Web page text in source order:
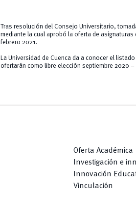
Tras resolución del Consejo Universitario,
mediante la cual aprobó la oferta de
febrero 2021.
La Universidad de Cuenca da a conocer el
ofertarán como libre elección septiembre 2020 –
Oferta Académica
Investigación e
Innovación
Vinculación